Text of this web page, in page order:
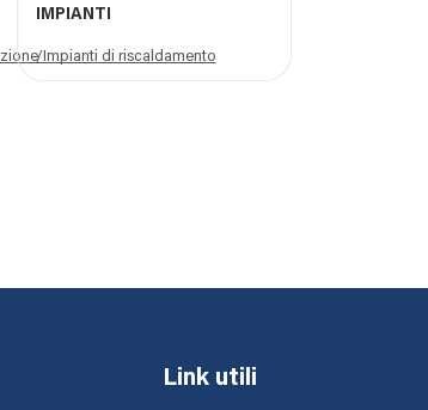
IMPIANTI
/Impianti di riscaldamento
Link utili